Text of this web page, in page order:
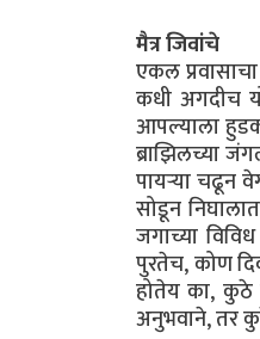
मैत्र जिवांचे
एकल
कधी अगदीच
आपल्याला
ब्राझिलच्या
पायऱ्या चढून
सोडून
जगाच्या
पुरतेच, कोण
होतेय का,
अनुभवाने, तर